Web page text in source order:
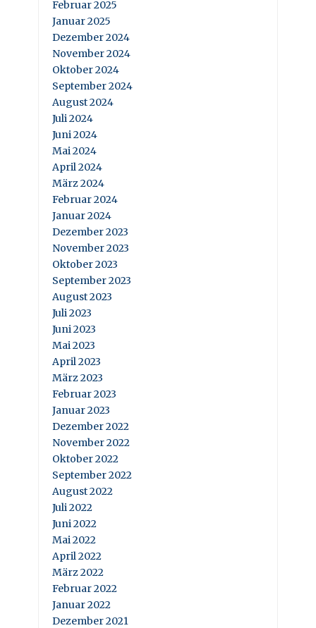
Februar 2025
Januar 2025
Dezember 2024
November 2024
Oktober 2024
September 2024
August 2024
Juli 2024
Juni 2024
Mai 2024
April 2024
März 2024
Februar 2024
Januar 2024
Dezember 2023
November 2023
Oktober 2023
September 2023
August 2023
Juli 2023
Juni 2023
Mai 2023
April 2023
März 2023
Februar 2023
Januar 2023
Dezember 2022
November 2022
Oktober 2022
September 2022
August 2022
Juli 2022
Juni 2022
Mai 2022
April 2022
März 2022
Februar 2022
Januar 2022
Dezember 2021